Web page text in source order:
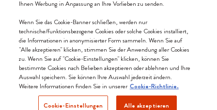
Schweiz (Deutsch)
Wir akzeptieren
Ihnen Werbung in Anpassung an Ihre Vorlieben zu senden.
Wenn Sie das Cookie-Banner schließen, werden nur
technische/funktionsbezogene Cookies oder solche Cookies installiert,
die Informationen in anonymisierter Form sammeln. Wenn Sie auf
"Alle akzeptieren" klicken, stimmen Sie der Anwendung aller Cookies
zu. Wenn Sie auf "Cookie-Einstellungen" klicken, können Sie
bestimmte Cookies nach Belieben akzeptieren oder ablehnen und Ihre
Auswahl speichern. Sie können Ihre Auswahl jederzeit ändern.
Weitere Informationen finden Sie in unserer Cookie-Richtlinie.
Cookie-Einstellungen Alle akzeptieren